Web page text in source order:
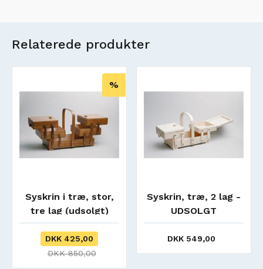
Relaterede produkter
%
Syskrin i træ, stor,
tre lag (udsolgt)
DKK 425,00
DKK 850,00
Syskrin, træ, 2 lag -
UDSOLGT
DKK 549,00